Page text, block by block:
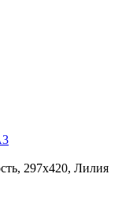
297х420, Лилия